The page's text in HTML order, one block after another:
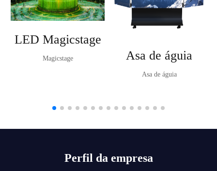
LED Magicstage
Magicstage Asa de águia
Asa de águia
Perfil da empresa